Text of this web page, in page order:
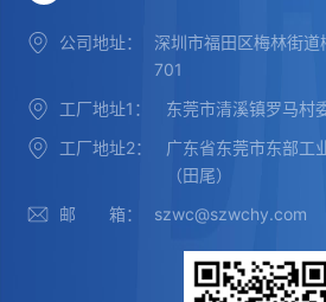
公司地址：
深圳市福田区梅林街
701
工厂地址1：
东莞市清溪镇罗马村
工厂地址2：
广东省东莞市东部工
（田尾）
邮 箱：
szwc@szwchy.com